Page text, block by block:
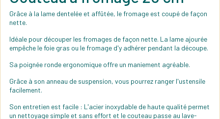
Grâce à la lame dentelée et affûtée, le fromage est coupé de façon
nette.
Idéale pour découper les fromages de façon nette. La lame ajourée
empêche le foie gras ou le fromage d'y adhérer pendant la découpe.
Sa poignée ronde ergonomique offre un maniement agréable.
Grâce à son anneau de suspension, vous pourrez ranger l'ustensile
facilement.
Son entretien est facile : L'acier inoxydable de haute qualité permet
un nettoyage simple et sans effort et le couteau passe au lave-